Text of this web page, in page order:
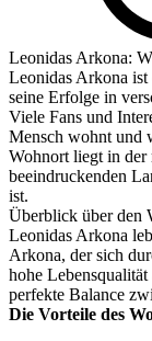
Leonidas Arkona:
Leonidas Arkona ist
seine Erfolge in
Viele Fans und
Mensch wohnt und
Wohnort liegt in der
beeindruckenden
ist.
Überblick über den
Leonidas Arkona
Arkona, der sich
hohe
perfekte Balance
Die Vorteile des